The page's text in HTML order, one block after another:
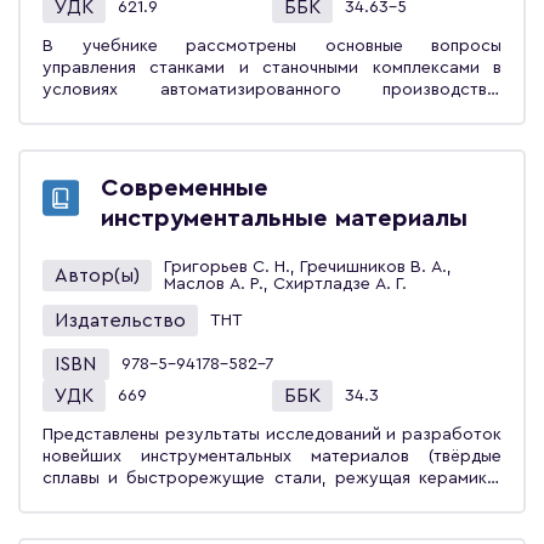
полезен инженерно-техническим и научным работникам
автоматизации.
УДК 621.9 ББК 34.63-5
В учебнике рассмотрены основные вопросы
управления станками и станочными комплексами в
условиях автоматизированного производства,
технологического и функционального
программирования станков с ЧПУ и станочных
комплексов, способы эффективной эксплуатации
автоматизированных технологических комплексов и
станков и станочных комплексов как объектов
управления. Для студентов вузов, обучающихся по
направлению «Конструкторско-технологическое
обеспечение машиностроительных производств», а
также может быть полезен преподавателям и
инженерно-техническим работникам промышленных
предприятий.
Современные
инструментальные материалы
Автор(ы)
Григорьев С. Н., Гречишников В. А.,
Маслов А. Р., Схиртладзе А. Г.
Издательство ТНТ
ISBN 978-5-94178-582-7
УДК 669 ББК 34.3
Представлены результаты исследований и разработок
новейших инструментальных материалов (твёрдые
сплавы и быстрорежущие стали, режущая керамика,